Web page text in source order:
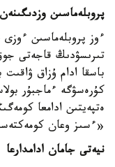
پروبلەماسىن
ءوز پروبلەماسىن
تىرىسۋدىڭ قاجەتى
باسقا ادام ۇزاق
كۇرەسۋگە ءماجبۇر
ەتپەيتىن ادامعا
«ءسىز وعان
نيەتى جامان ادامدارعا